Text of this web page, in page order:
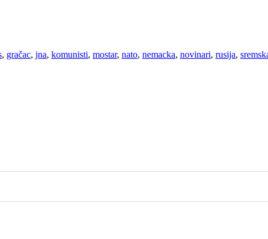
, gračac, jna, komunisti, mostar, nato, nemacka, novinari, rusija,